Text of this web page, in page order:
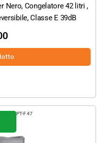
Nero, Congelatore 42 litri ,
Classe E 39dB
PT-F47